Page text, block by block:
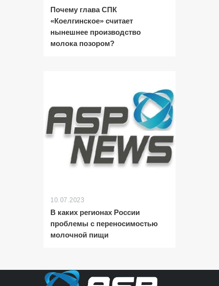
Почему глава СПК
«Коелгинское» считает
нынешнее производство
молока позором?
10.07.2023
В каких регионах России
проблемы с переносимостью
молочной пищи